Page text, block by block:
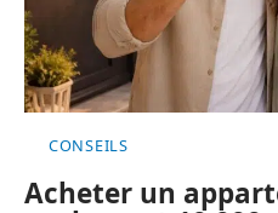
CONSEILS
Acheter un